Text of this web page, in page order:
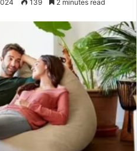
139 2 minutes read